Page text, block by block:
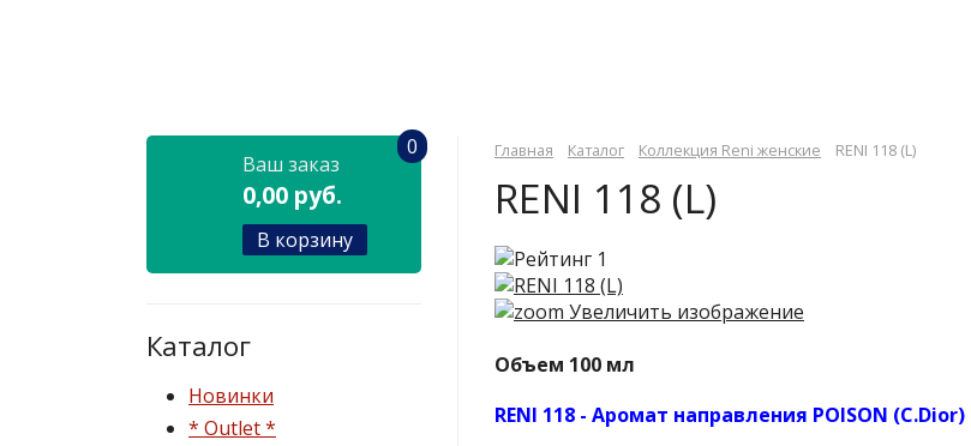
Ваш заказ
0,00 руб.
0
В корзину
Каталог
Новинки
* Outlet *
Главная Каталог Коллекция Reni женские RENI 118 (L)
RENI 118 (L)
Увеличить изображение
Объем 100 мл
RENI 118 - Аромат направления POISON (C.Dior)